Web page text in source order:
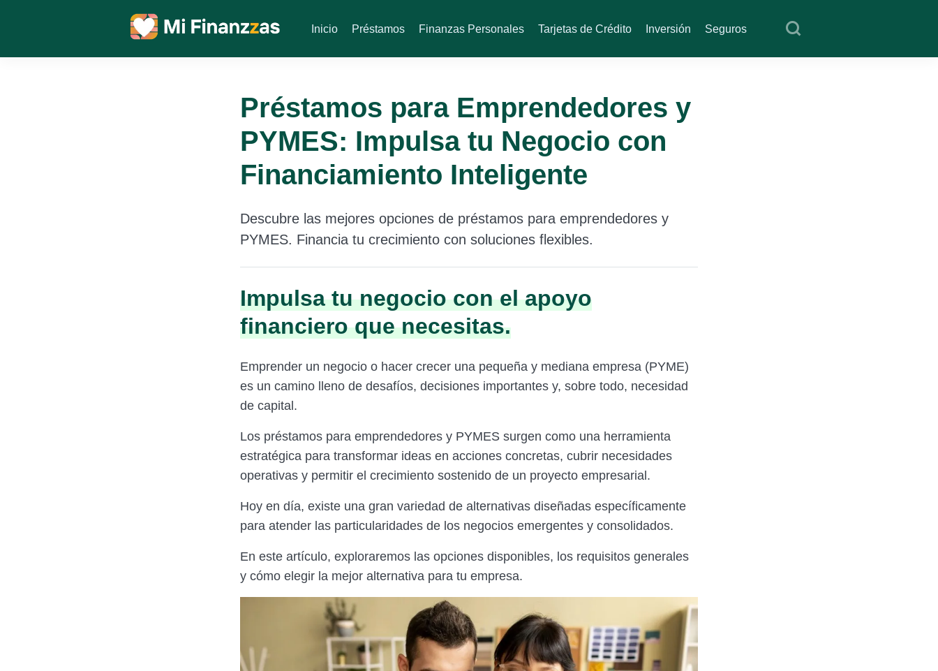
Inicio Préstamos Finanzas Personales Tarjetas de Crédito Inversión Seguros
Préstamos para Emprendedores y
PYMES: Impulsa tu Negocio con
Financiamiento Inteligente
Descubre las mejores opciones de préstamos para emprendedores y
PYMES. Financia tu crecimiento con soluciones flexibles.
Impulsa tu negocio con el apoyo
financiero que necesitas.
Emprender un negocio o hacer crecer una pequeña y mediana empresa (PYME)
es un camino lleno de desafíos, decisiones importantes y, sobre todo, necesidad
de capital.
Los préstamos para emprendedores y PYMES surgen como una herramienta
estratégica para transformar ideas en acciones concretas, cubrir necesidades
operativas y permitir el crecimiento sostenido de un proyecto empresarial.
Hoy en día, existe una gran variedad de alternativas diseñadas específicamente
para atender las particularidades de los negocios emergentes y consolidados.
En este artículo, exploraremos las opciones disponibles, los requisitos generales
y cómo elegir la mejor alternativa para tu empresa.